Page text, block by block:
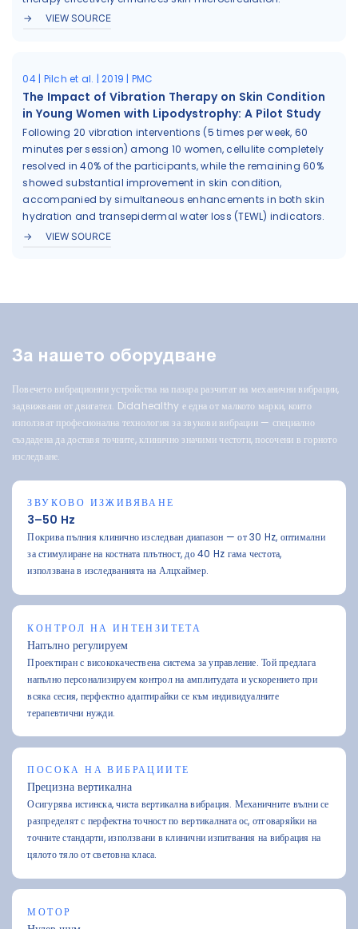
VIEW SOURCE
04 | Pilch et al. | 2019 | PMC
The Impact of Vibration Therapy on Skin Condition
in Young Women with Lipodystrophy: A Pilot Study
Following 20 vibration interventions (5 times per week, 60
minutes per session) among 10 women, cellulite completely
resolved in 40% of the participants, while the remaining 60%
showed substantial improvement in skin condition,
accompanied by simultaneous enhancements in both skin
hydration and transepidermal water loss (TEWL) indicators.
VIEW SOURCE
За нашето оборудване
Повечето вибрационни устройства на пазара разчитат на механични вибрации,
задвижвани от двигател. Didahealthy е една от малкото марки, които
използват професионална технология за звукови вибрации — специално
създадена да доставя точните, клинично значими честоти, посочени в горното
изследване.
ЗВУКОВО ИЗЖИВЯВАНЕ
3–50 Hz
Покрива пълния клинично изследван диапазон — от 30 Hz, оптимални
за стимулиране на костната плътност, до 40 Hz гама честота,
използвана в изследванията на Алцхаймер.
КОНТРОЛ НА ИНТЕНЗИТЕТА
Напълно регулируем
Проектиран с висококачествена система за управление. Той предлага
напълно персонализируем контрол на амплитудата и ускорението при
всяка сесия, перфектно адаптирайки се към индивидуалните
терапевтични нужди.
ПОСОКА НА ВИБРАЦИИТЕ
Прецизна вертикална
Осигурява истинска, чиста вертикална вибрация. Механичните вълни се
разпределят с перфектна точност по вертикалната ос, отговаряйки на
точните стандарти, използвани в клинични изпитвания на вибрация на
цялото тяло от световна класа.
МОТОР